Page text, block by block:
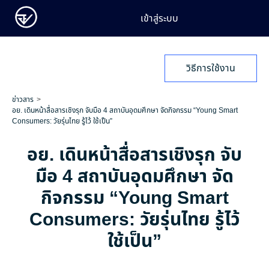
เข้าสู่ระบบ
วิธีการใช้งาน
ข่าวสาร
อย. เดินหน้าสื่อสารเชิงรุก จับมือ 4 สถาบันอุดมศึกษา จัดกิจกรรม “Young Smart
Consumers: วัยรุ่นไทย รู้ไว้ ใช้เป็น”
อย. เดินหน้าสื่อสารเชิงรุก จับ
มือ 4 สถาบันอุดมศึกษา จัด
กิจกรรม “Young Smart
Consumers: วัยรุ่นไทย รู้ไว้
ใช้เป็น”